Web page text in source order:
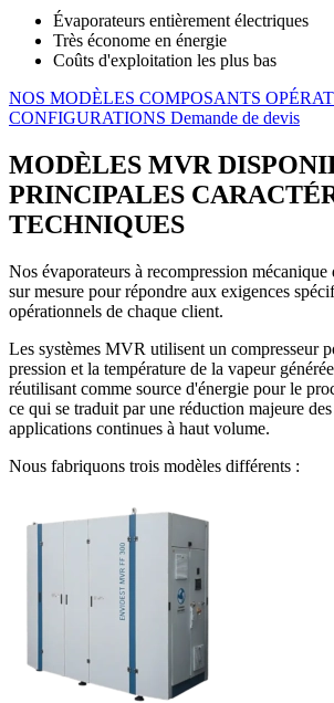
Évaporateurs entièrement électriques
Très économe en énergie
Coûts d'exploitation les plus bas
NOS MODÈLES COMPOSANTS
CONFIGURATIONS Demande de devis
MODÈLES MVR
PRINCIPALES
TECHNIQUES
Nos évaporateurs à recompression
sur mesure pour répondre aux exigences
opérationnels de chaque client.
Les systèmes MVR utilisent un compresseur
pression et la température de la vapeur
réutilisant comme source d'énergie pour le
ce qui se traduit par une réduction majeure
applications continues à haut volume.
Nous fabriquons trois modèles différents :